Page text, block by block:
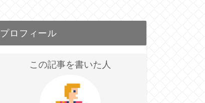
プロフィール
この記事を書いた人